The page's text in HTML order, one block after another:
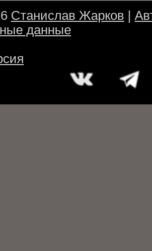
Станислав Жарков
данные